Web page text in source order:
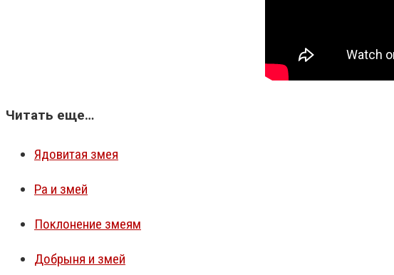
Читать еще…
Ядовитая змея
Ра и змей
Поклонение змеям
Добрыня и змей